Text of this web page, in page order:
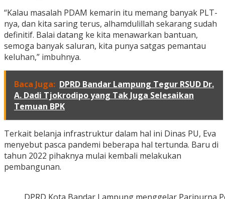
“Kalau masalah PDAM kemarin itu memang banyak PLT-
nya, dan kita saring terus, alhamdulillah sekarang sudah
definitif. Balai datang ke kita menawarkan bantuan,
semoga banyak saluran, kita punya satgas pemantau
keluhan,” imbuhnya.
Baca Juga: DPRD Bandar Lampung Tegur RSUD Dr.
A. Dadi Tjokrodipo yang Tak Juga Selesaikan
Temuan BPK
Terkait belanja infrastruktur dalam hal ini Dinas PU, Eva
menyebut pasca pandemi beberapa hal tertunda. Baru di
tahun 2022 pihaknya mulai kembali melakukan
pembangunan.